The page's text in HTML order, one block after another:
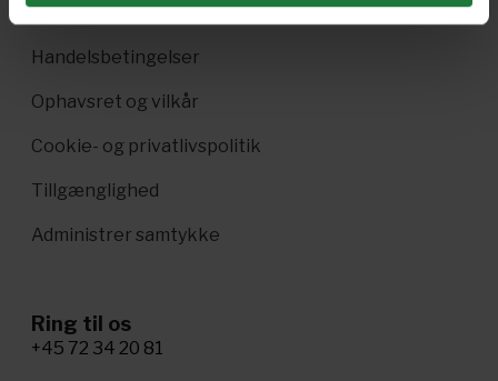
Enkeltsalg i Pling
Handelsbetingelser
Ophavsret og vilkår
Cookie- og privatlivspolitik
Tillgænglighed
Administrer samtykke
Ring til os
+45 72 34 20 81